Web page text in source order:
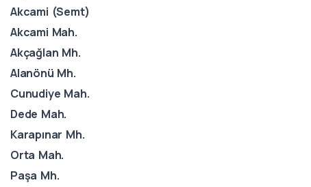
Akcami (Semt)
Akcami Mah.
Akçağlan Mh.
Alanönü Mh.
Cunudiye Mah.
Dede Mah.
Karapınar Mh.
Orta Mah.
Paşa Mh.